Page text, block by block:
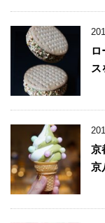
ロ
ス
京
京